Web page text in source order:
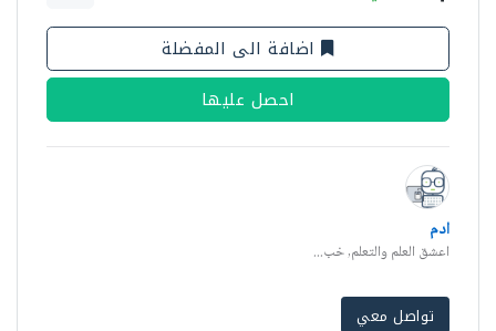
اضافة الى المفضلة
احصل عليها
ادم
اعشق العلم والتعلم, خب...
تواصل معي